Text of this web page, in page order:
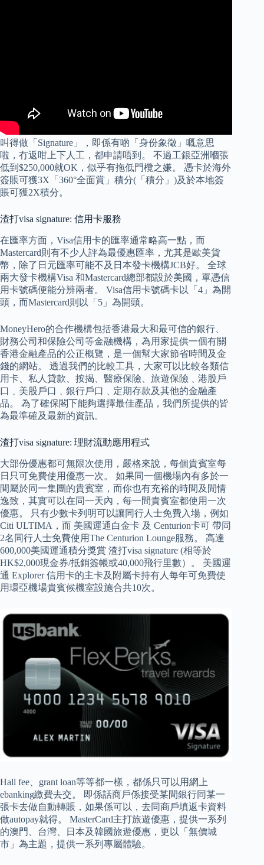
叫得做「Signature」，即係有啲「身份象徵」嘅意思
啦，冇返咁上下人工，都申請唔到。 不過工銀亞洲嗰張
低到$250,000就OK，似乎有拖低門欖之嫌。 憑卡於海外
簽賬可獲3X「360°全面賞」積分(「積分」)及於本地簽
賬可獲2X積分。
渣打visa signature: 信用卡服務
在匯率方面，Visa信用卡的匯率通常略高一點，而
Mastercard則有不少人評為最優惠匯率，尤其是歐美貨
幣，除了日元匯率可能不及日本發卡機構JCB好。 全球
兩大發卡機構Visa 和Mastercard總部都設於美國，單憑信
用卡號碼便能分辨兩者。 Visa信用卡號碼卡以「4」為開
頭，而Mastercard則以「5」為開頭。
MoneyHero的合作機構包括香港最大和最可信的銀行、
財務公司和保險公司等金融機構，為用家提供一個有關
香港金融產品的公正概覽，是一個幫大家節省時間及金
錢的網站。 透過我們的比較工具，大家可以比較各類信
用卡、私人貸款、按揭、醫療保險、旅遊保險﹑港股戶
口﹑美股戶口﹑銀行戶口﹑定期存款及其他的金融產
品。 為了確保閣下能夠選擇最佳產品，我們所提供的皆
為最準確及最新的資訊。
渣打visa signature: 理財流動應用程式
大部份優惠都可無限次使用，嚴格來說，每個貴賓室每
日只可免費使用優惠一次。 如果同一個機場內有多於一
間屬於同一集團的貴賓室，而你也有充裕的時間及閒情
逸致，其實可以在同一天內，每一間貴賓室都使用一次
優惠。 只有少數卡列明可以讓同行人士免費入場，例如
Citi ULTIMA，而 美國運通白金卡 及 Centurion卡可 帶同
2名同行人士免費使用The Centurion Lounge服務。 高達
600,000美國運通積分獎賞 渣打visa signature (相等於
HK$2,000現金券/抵銷簽帳或40,000飛行里數）。 美國運
通 Explorer 信用卡的主卡及附屬卡持有人每年可免費使
用環亞機場貴賓候機室設施合共10次。
Hall fee、grant loan等等都一樣，都係只可以用網上
ebanking繳費去交。 即係話商戶係接受某間銀行同某一
張卡去做自動轉賬，如果係可以，去同商戶填返卡資料
做autopay就得。 MasterCard主打旅遊優惠，提供一系列
的澳門、台灣、日本及韓國旅遊優惠，更以「無價城
市」為主題，提供一系列專屬體驗。